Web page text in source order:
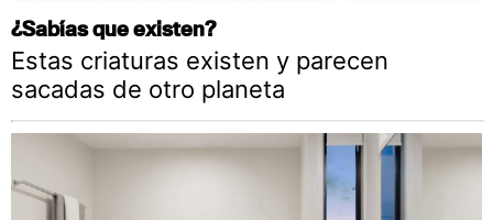
¿Sabías que existen?
Estas criaturas existen y parecen
sacadas de otro planeta